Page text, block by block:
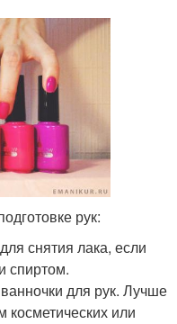
рук:
снятия лака, если
спиртом.
для рук. Лучше
косметических или